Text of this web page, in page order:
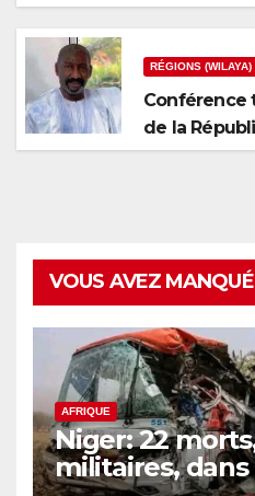
RÉGIONS (WILAYA)
Conférence
de la
VOUS AVEZ
AFRIQUE
Niger: 22
militaires,